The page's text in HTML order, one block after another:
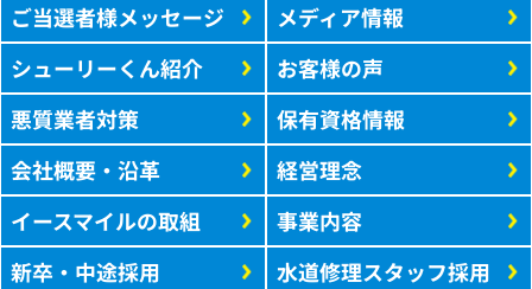
ご当選者様メッセージ
シューリーくん紹介
悪質業者対策
会社概要・沿革
イースマイルの取組
新卒・中途採用
メディア情報
お客様の声
保有資格情報
経営理念
事業内容
水道修理スタッフ採用